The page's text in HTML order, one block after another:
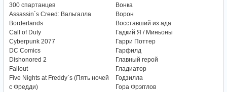
300 спартанцев
Assassin`s Creed: Вальгалла
Borderlands
Call of Duty
Cyberpunk 2077
DC Comics
Dishonored 2
Fallout
Five Nights at Freddy`s (Пять ночей
с Фредди)
Вонка
Ворон
Восставший из ада
Гадкий Я / Миньоны
Гарри Поттер
Гарфилд
Главный герой
Гладиатор
Годзилла
Гора Фрэгглов